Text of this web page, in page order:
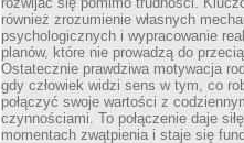
również zrozumienie własnych
psychologicznych i wypracowanie
planów, które nie prowadzą do
Ostatecznie prawdziwa motywacja
gdy człowiek widzi sens w tym, co
połączyć swoje wartości z
czynnościami. To połączenie daje
momentach zwątpienia i staje się